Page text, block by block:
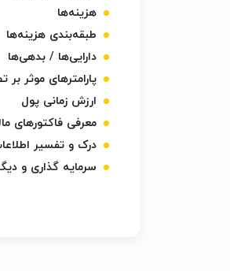
هزینه‌ها
طبقه‌بندی هزینه‌ها
دارایی‌ها / بدهی‌ها
پارامترهای موثر
ارزش زمانی پول
معرفی فاکتورهای
درک و تفسیر
سرمایه گذاری و